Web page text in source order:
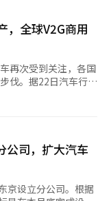
求恢复的速度仍然是
，但在电动车业务
然困难。
，跻身前列。日本
全球电动车市场继
竞争加剧，给韩国电
键在于多元化地区、
源存储系统
译与编辑。
和规模。这不仅是简
正在动摇。电池厂商
时，仍处于亏损状
有在需求保持时才有
负担将很快转化为财
题在于，这不仅是个
投资速度、推迟工厂
成本压力和补贴政策
合同重新审视象征着
，全球V2G商用
再次受到关注，各国
伐。据22日汽车行业
在积极推动电动车作
应给电网，提高能源
些欧洲国家和济州岛
车被视为提高再生能
竞争加剧，市场准
电动车主的进入门
公司，扩大汽车
京设立分公司。根据